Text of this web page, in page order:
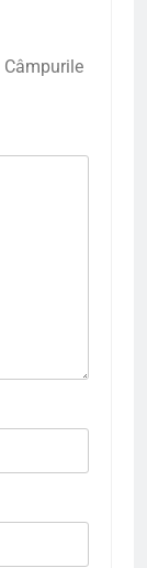
Câmpurile